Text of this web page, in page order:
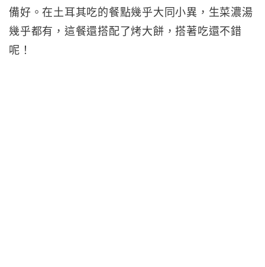
備好。在土耳其吃的餐點幾乎大同小異，生菜濃湯
幾乎都有，這餐還搭配了烤大餅，搭著吃還不錯
呢！